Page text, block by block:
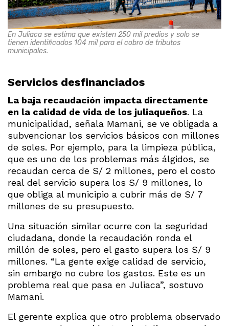
En Juliaca se estima que existen 250 mil predios y solo se
tienen identificados 104 mil para el cobro de tributos
municipales.
Servicios desfinanciados
La baja recaudación impacta directamente
en la calidad de vida de los juliaqueños. La
municipalidad, señala Mamani, se ve obligada a
subvencionar los servicios básicos con millones
de soles. Por ejemplo, para la limpieza pública,
que es uno de los problemas más álgidos, se
recaudan cerca de S/ 2 millones, pero el costo
real del servicio supera los S/ 9 millones, lo
que obliga al municipio a cubrir más de S/ 7
millones de su presupuesto.
Una situación similar ocurre con la seguridad
ciudadana, donde la recaudación ronda el
millón de soles, pero el gasto supera los S/ 9
millones. “La gente exige calidad de servicio,
sin embargo no cubre los gastos. Este es un
problema real que pasa en Juliaca”, sostuvo
Mamani.
El gerente explica que otro problema observado